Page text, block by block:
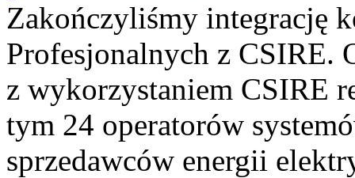
Zakończyliśmy integrację
Profesjonalnych z CSIRE.
z wykorzystaniem CSIRE
tym 24 operatorów
sprzedawców energii